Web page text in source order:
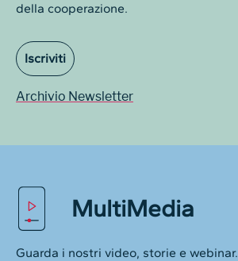
della cooperazione.
Iscriviti
Archivio Newsletter
MultiMedia
Guarda i nostri video, storie e webinar.